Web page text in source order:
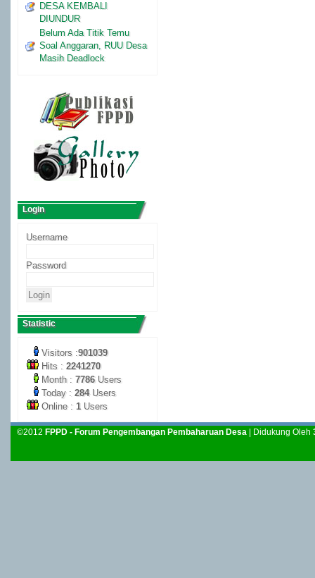
DESA KEMBALI
DIUNDUR
Belum Ada Titik Temu
Soal Anggaran, RUU Desa
Masih Deadlock
Login
Username
Password
Statistic
Visitors :901039
Hits : 2241270
Month : 7786Users
Today : 284Users
Online : 1 Users
©2012 FPPD - Forum Pengembangan Pembaharuan Desa | Didukung Oleh